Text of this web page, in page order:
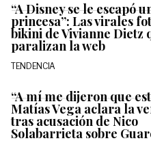
“A Disney se le escapó
princesa”: Las virales
bikini de Vivianne Dietz
paralizan la web
TENDENCIA
“A mí me dijeron que
Matías Vega aclara la
tras acusación de Nico
Solabarrieta sobre